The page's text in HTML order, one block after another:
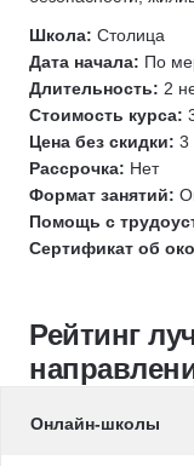
Уход за кожей
Лимфодренажный
Школа: Столица
Дата начала: По
Длительность: 2
Стоимость курса:
Цена без скидки: 3
Рассрочка: Нет
Формат занятий:
Помощь с
Сертификат об
Рейтинг
Онлайн-школы